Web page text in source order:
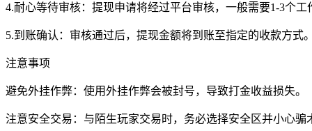
4.耐心等待审核：提现申请将经过平台审核，一般需要1-3个工
5.到账确认：审核通过后，提现金额将到账至指定的收款方式。
注意事项
避免外挂作弊：使用外挂作弊会被封号，导致打金收益损失。
注意安全交易：与陌生玩家交易时，务必选择安全区并小心骗